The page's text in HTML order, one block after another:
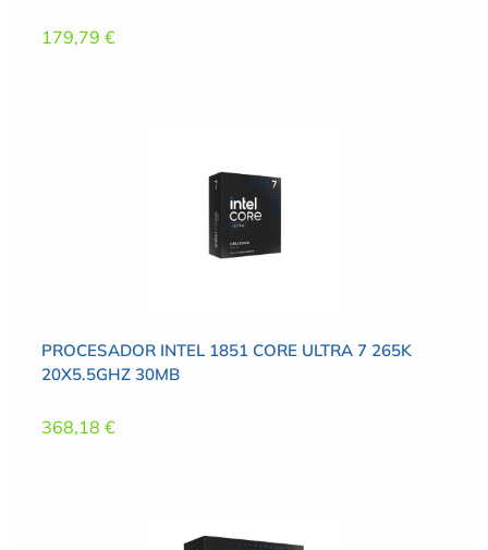
179,79 €
PROCESADOR INTEL 1851 CORE ULTRA 7 265K
20X5.5GHZ 30MB
368,18 €